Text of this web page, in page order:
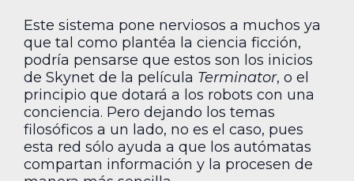
Este sistema pone nerviosos a muchos ya
que tal como plantéa la ciencia ficción,
podría pensarse que estos son los inicios
de Skynet de la película Terminator, o el
principio que dotará a los robots con una
conciencia. Pero dejando los temas
filosóficos a un lado, no es el caso, pues
esta red sólo ayuda a que los autómatas
compartan información y la procesen de